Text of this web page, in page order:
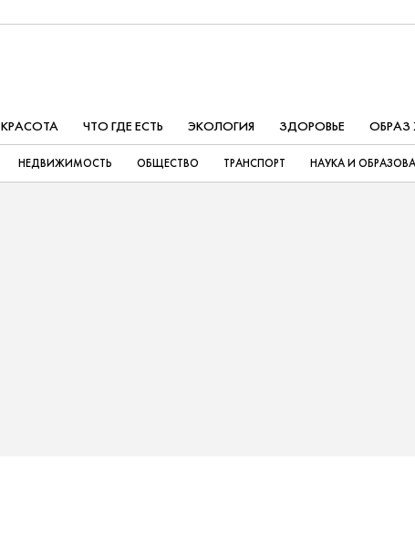
КРАСОТА ЧТО ГДЕ ЕСТЬ ЭКОЛОГИЯ ЗДОРОВЬЕ
НЕДВИЖИМОСТЬ ОБЩЕСТВО ТРАНСПОРТ НАУКА И